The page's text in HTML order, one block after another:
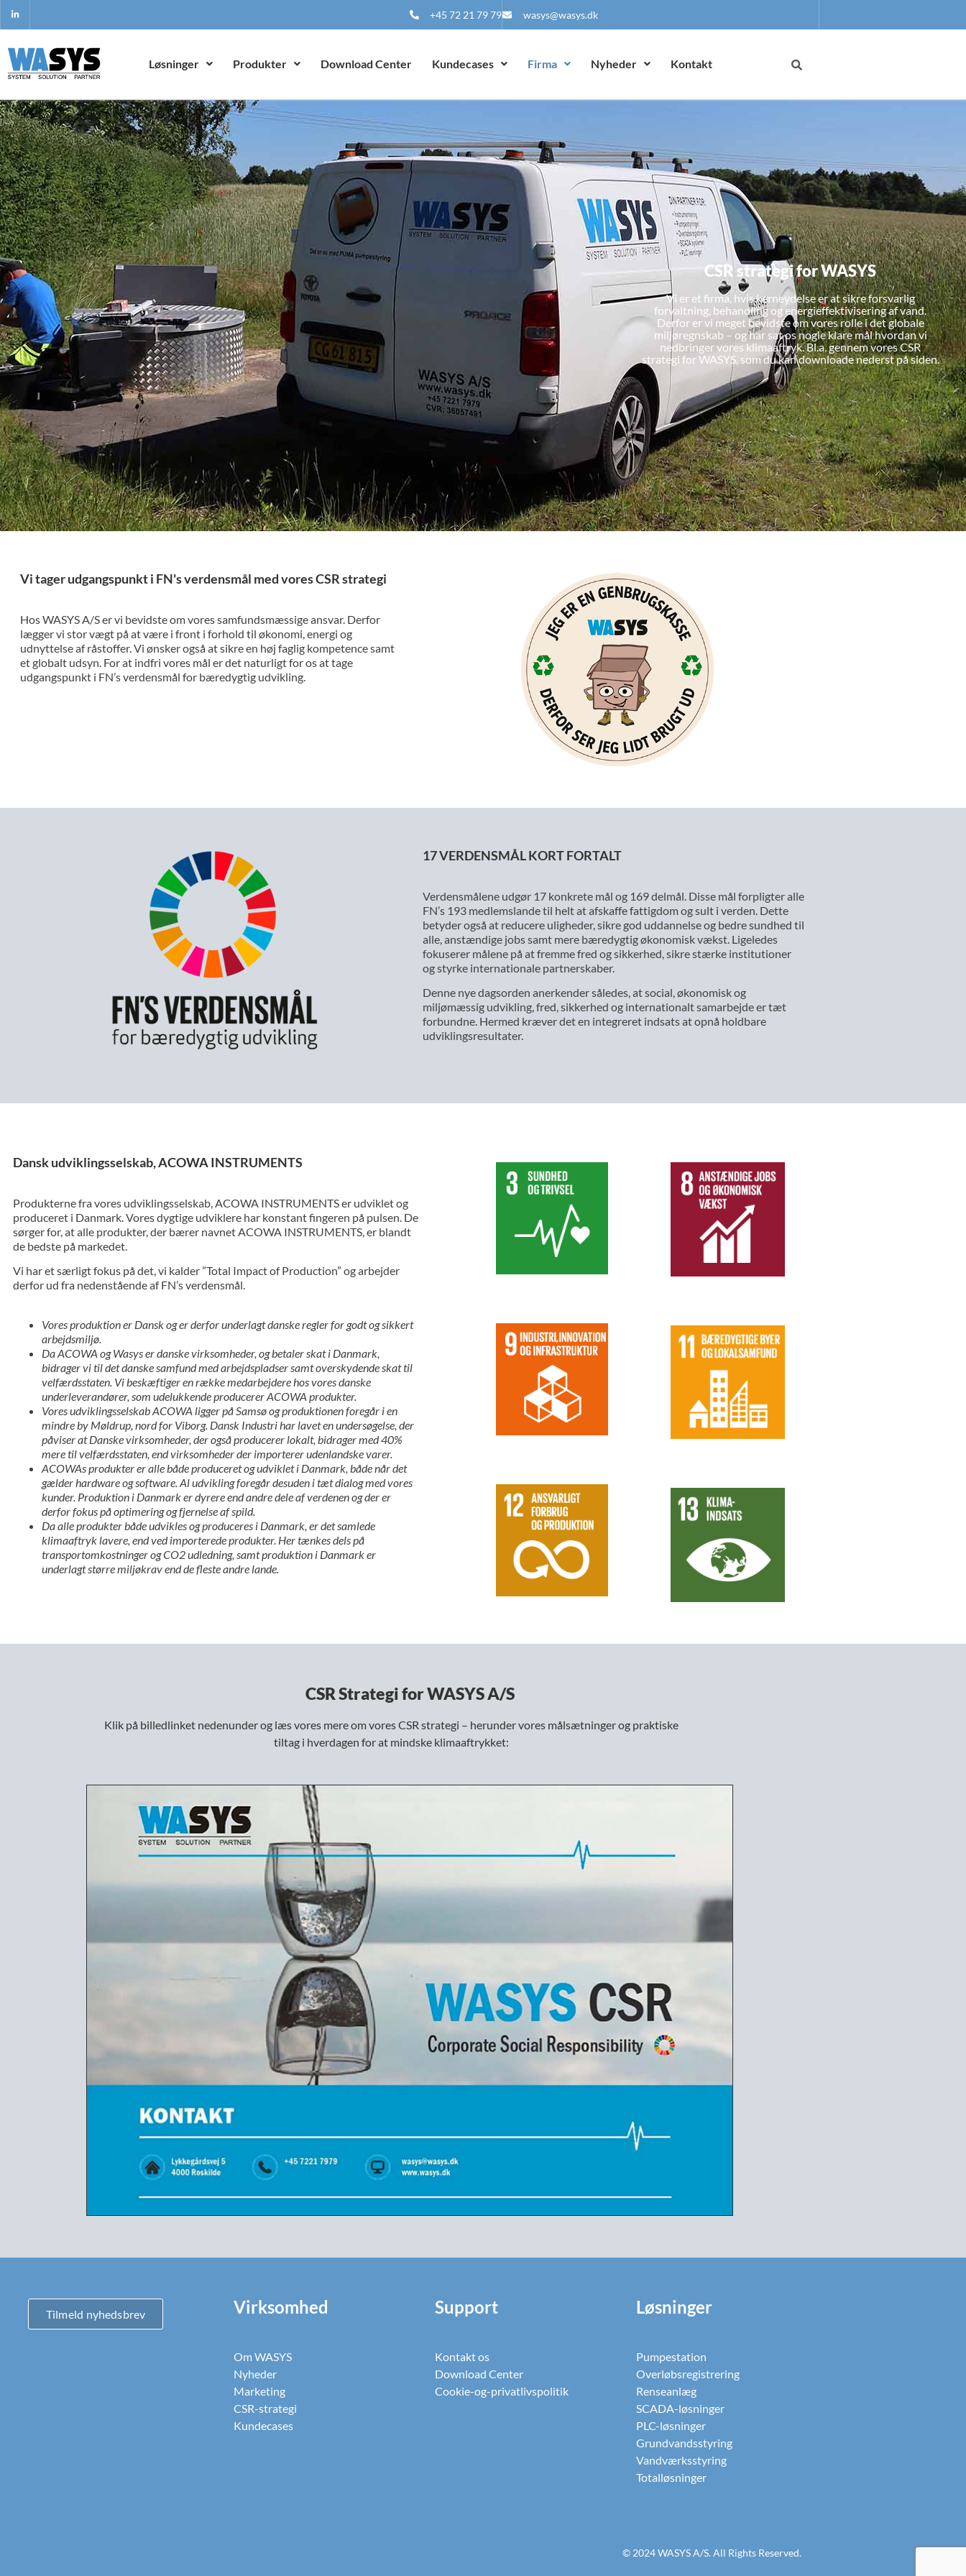
+45 72 21 79 79 wasys@wasys.dk
Løsninger Produkter Download Center Kundecases Firma Nyheder Kontakt
CSR strategi for WASYS
Vi er et firma, hvis kerneydelse er at sikre forsvarlig
forvaltning, behandling og energieffektivisering af vand.
Derfor er vi meget bevidste om vores rolle i det globale
miljøregnskab – og har sat os nogle klare mål hvordan vi
nedbringer vores klimaaftryk. Bl.a. gennem vores CSR
strategi for WASYS, som du kan downloade nederst på siden.
Vi tager udgangspunkt i FN's verdensmål med vores CSR strategi
Hos WASYS A/S er vi bevidste om vores samfundsmæssige ansvar. Derfor
lægger vi stor vægt på at være i front i forhold til økonomi, energi og
udnyttelse af råstoffer. Vi ønsker også at sikre en høj faglig kompetence samt
et globalt udsyn. For at indfri vores mål er det naturligt for os at tage
udgangspunkt i FN’s verdensmål for bæredygtig udvikling.
17 VERDENSMÅL KORT FORTALT
Verdensmålene udgør 17 konkrete mål og 169 delmål. Disse mål forpligter alle
FN’s 193 medlemslande til helt at afskaffe fattigdom og sult i verden. Dette
betyder også at reducere uligheder, sikre god uddannelse og bedre sundhed til
alle, anstændige jobs samt mere bæredygtig økonomisk vækst. Ligeledes
fokuserer målene på at fremme fred og sikkerhed, sikre stærke institutioner
og styrke internationale partnerskaber.
Denne nye dagsorden anerkender således, at social, økonomisk og
miljømæssig udvikling, fred, sikkerhed og internationalt samarbejde er tæt
forbundne. Hermed kræver det en integreret indsats at opnå holdbare
udviklingsresultater.
Dansk udviklingsselskab, ACOWA INSTRUMENTS
Produkterne fra vores udviklingsselskab, ACOWA INSTRUMENTS er udviklet og
produceret i Danmark. Vores dygtige udviklere har konstant fingeren på pulsen. De
sørger for, at alle produkter, der bærer navnet ACOWA INSTRUMENTS, er blandt
de bedste på markedet.
Vi har et særligt fokus på det, vi kalder ”Total Impact of Production” og arbejder
derfor ud fra nedenstående af FN’s verdensmål.
Vores produktion er Dansk og er derfor underlagt danske regler for godt og sikkert
arbejdsmiljø.
Da ACOWA og Wasys er danske virksomheder, og betaler skat i Danmark,
bidrager vi til det danske samfund med arbejdspladser samt overskydende skat til
velfærdsstaten. Vi beskæftiger en række medarbejdere hos vores danske
underleverandører, som udelukkende producerer ACOWA produkter.
Vores udviklingsselskab ACOWA ligger på Samsø og produktionen foregår i en
mindre by Møldrup, nord for Viborg. Dansk Industri har lavet en undersøgelse, der
påviser at Danske virksomheder, der også producerer lokalt, bidrager med 40%
mere til velfærdsstaten, end virksomheder der importerer udenlandske varer.
ACOWAs produkter er alle både produceret og udviklet i Danmark, både når det
gælder hardware og software. Al udvikling foregår desuden i tæt dialog med vores
kunder. Produktion i Danmark er dyrere end andre dele af verdenen og der er
derfor fokus på optimering og fjernelse af spild.
Da alle produkter både udvikles og produceres i Danmark, er det samlede
klimaaftryk lavere, end ved importerede produkter. Her tænkes dels på
transportomkostninger og CO2 udledning, samt produktion i Danmark er
underlagt større miljøkrav end de fleste andre lande.
CSR Strategi for WASYS A/S
Klik på billedlinket nedenunder og læs vores mere om vores CSR strategi – herunder vores målsætninger og praktiske
tiltag i hverdagen for at mindske klimaaftrykket:
Tilmeld nyhedsbrev Virksomhed
Om WASYS
Nyheder
Marketing
CSR-strategi
Kundecases
Support
Kontakt os
Download Center
Cookie-og-privatlivspolitik
Løsninger
Pumpestation
Overløbsregistrering
Renseanlæg
SCADA-løsninger
PLC-løsninger
Grundvandsstyring
Vandværksstyring
Totalløsninger
© 2024 WASYS A/S. All Rights Reserved.